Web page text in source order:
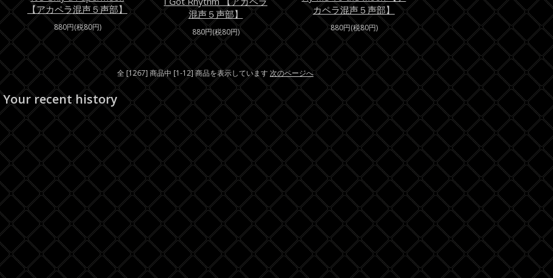
【アカペラ混声５声部】
880円(税80円)
混声５声部】
880円(税80円)
カペラ混声５声部】
880円(税80円)
全 [1267] 商品中 [1-12] 商品を表示しています次のページへ
Your recent history